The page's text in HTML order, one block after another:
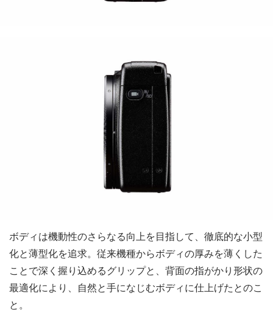
ボディは機動性のさらなる向上を目指して、徹底的な小型
化と薄型化を追求。従来機種からボディの厚みを薄くした
ことで深く握り込めるグリップと、背面の指がかり形状の
最適化により、自然と手になじむボディに仕上げたとのこ
と。